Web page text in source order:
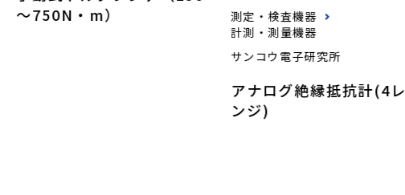
～750N・m）
測定・検査機器
計測・測量機器
サンコウ電子研究所
アナログ絶縁抵抗計(4レ
ンジ)